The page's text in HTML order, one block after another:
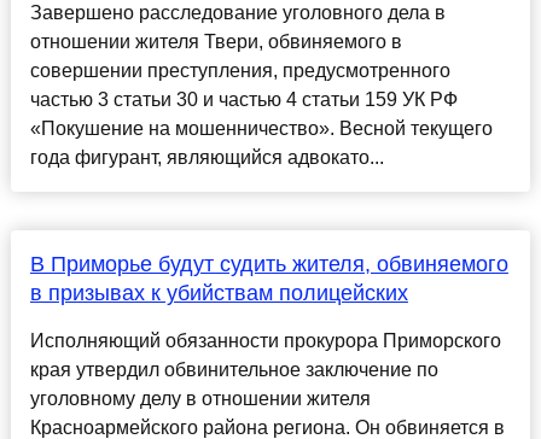
Завершено расследование уголовного дела в
отношении жителя Твери, обвиняемого в
совершении преступления, предусмотренного
частью 3 статьи 30 и частью 4 статьи 159 УК РФ
«Покушение на мошенничество». Весной текущего
года фигурант, являющийся адвокато...
В Приморье будут судить жителя, обвиняемого
в призывах к убийствам полицейских
Исполняющий обязанности прокурора Приморского
края утвердил обвинительное заключение по
уголовному делу в отношении жителя
Красноармейского района региона. Он обвиняется в